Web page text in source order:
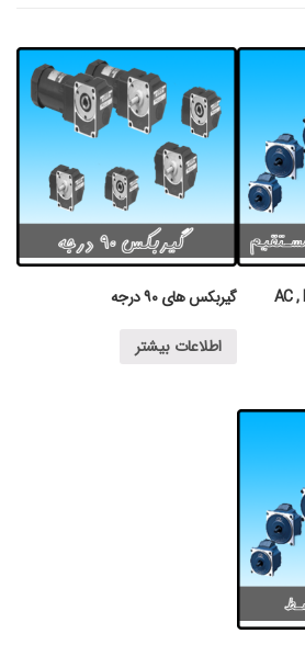
گیربکس های ۹۰ درجه
اطلاعات بیشتر